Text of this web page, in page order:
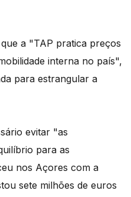
a "TAP pratica preços
interna no país",
para estrangular a
evitar "as
para as
nos Açores com a
sete milhões de euros